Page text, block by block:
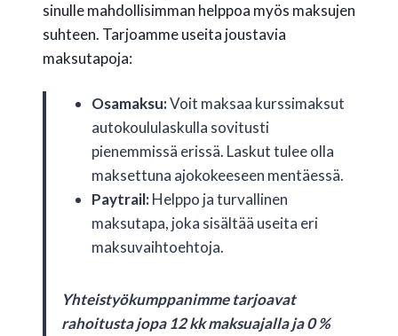
sinulle mahdollisimman helppoa myös maksujen
suhteen. Tarjoamme useita joustavia
maksutapoja:
Osamaksu:Voit maksaa kurssimaksut
autokoululaskulla sovitusti
pienemmissä erissä. Laskut tulee olla
maksettuna ajokokeeseen mentäessä.
Paytrail:Helppo ja turvallinen
maksutapa, joka sisältää useita eri
maksuvaihtoehtoja.
Yhteistyökumppanimme tarjoavat
rahoitusta jopa 12 kk maksuajalla ja 0 %